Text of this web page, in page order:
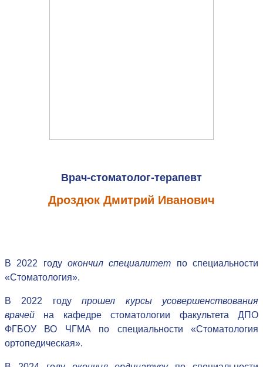
Врач-стоматолог-терапевт
Дроздюк Дмитрий Иванович
В 2022 году окончил специалитет по специальности
«Стоматология».
В 2022 годупрошел курсы усовершенствования
врачей на кафедре стоматологии факультета ДПО
ФГБОУ ВО ЧГМА по специальности «Стоматология
ортопедическая».